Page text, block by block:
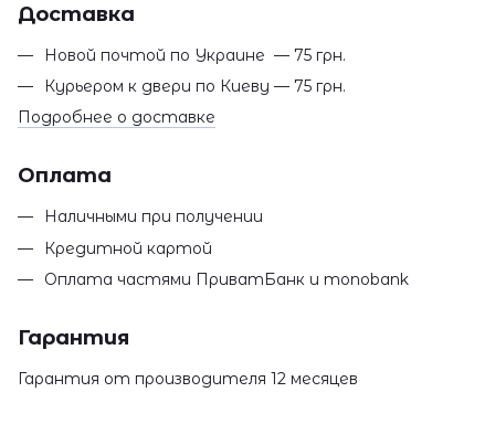
Доставка
Новой почтой по Украине — 75 грн.
Курьером к двери по Киеву — 75 грн.
Подробнее о доставке
Оплата
Наличными при получении
Кредитной картой
Оплата частями ПриватБанк и monobank
Гарантия
Гарантия от производителя 12 месяцев